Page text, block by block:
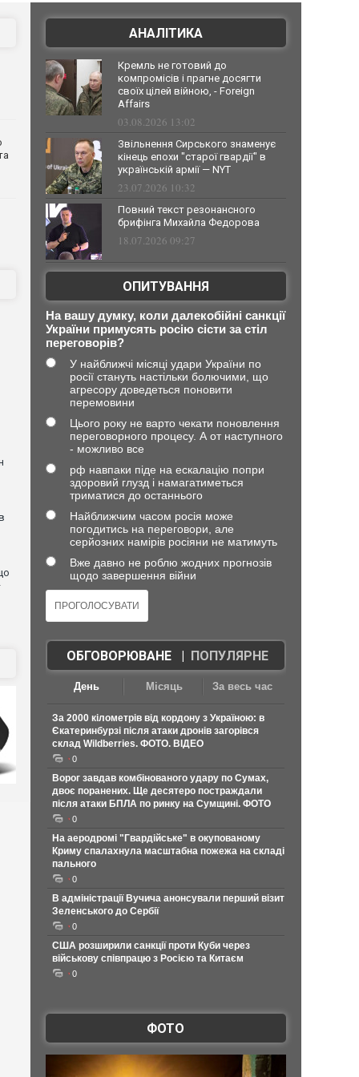
АНАЛІТИКА
Кремль не готовий до
компромісів і прагне досягти
своїх цілей війною, - Foreign
Affairs
03.08.2026 13:02
Звільнення Сирського знаменує
кінець епохи "старої гвардії" в
українській армії — NYT
23.07.2026 10:32
Повний текст резонансного
брифінга Михайла Федорова
18.07.2026 09:27
ОПИТУВАННЯ
На вашу думку, коли далекобійні санкції
України примусять росію сісти за стіл
переговорів?
У найближчі місяці удари України по
росії стануть настільки болючими, що
агресору доведеться поновити
перемовини
Цього року не варто чекати поновлення
переговорного процесу. А от наступного
- можливо все
рф навпаки піде на ескалацію попри
здоровий глузд і намагатиметься
триматися до останнього
Найближчим часом росія може
погодитись на переговори, але
серйозних намірів росіяни не матимуть
Вже давно не роблю жодних прогнозів
щодо завершення війни
ОБГОВОРЮВАНЕ| ПОПУЛЯРНЕ
День Місяць За весь час
За 2000 кілометрів від кордону з Україною: в
Єкатеринбурзі після атаки дронів загорівся
склад Wildberries. ФОТО. ВІДЕО
0
Ворог завдав комбінованого удару по Сумах,
двоє поранених. Ще десятеро постраждали
після атаки БПЛА по ринку на Сумщині. ФОТО
0
На аеродромі "Гвардійське" в окупованому
Криму спалахнула масштабна пожежа на складі
пального
0
В адміністрації Вучича анонсували перший візит
Зеленського до Сербії
0
США розширили санкції проти Куби через
військову співпрацю з Росією та Китаєм
0
ФОТО